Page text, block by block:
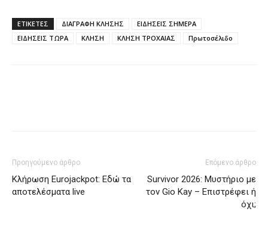
ΕΤΙΚΈΤΕΣ ΔΙΑΓΡΑΦΗ ΚΛΗΣΗΣ
ΕΙΔΗΣΕΙΣ ΣΗΜΕΡΑ
ΕΙΔΗΣΕΙΣ ΤΩΡΑ
ΚΛΗΣΗ ΚΛΗΣΗ ΤΡΟΧΑΙΑΣ Πρωτοσέλιδο
Προηγούμενο άρθρο
Κλήρωση Eurojackpot: Εδώ τα
αποτελέσματα live
Επόμενο άρθρο
Survivor 2026: Μυστήριο με
τον Gio Kay – Επιστρέφει ή
όχι;